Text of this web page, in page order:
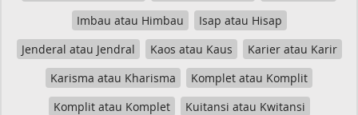
Imbau atau Himbau
Isap atau Hisap
Jenderal atau Jendral
Kaos atau Kaus
Karier atau Karir
Karisma atau Kharisma
Komplet atau Komplit
Komplit atau Komplet
Kuitansi atau Kwitansi